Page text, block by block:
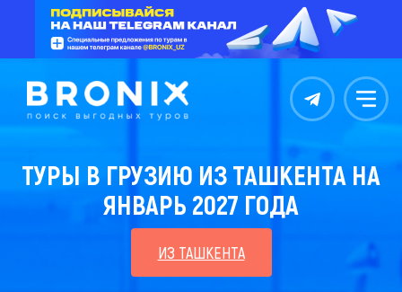
Контакты Меню
ТУРЫ В ГРУЗИЮ ИЗ ТАШКЕНТА НА
ЯНВАРЬ 2027 ГОДА
ИЗ ТАШКЕНТА